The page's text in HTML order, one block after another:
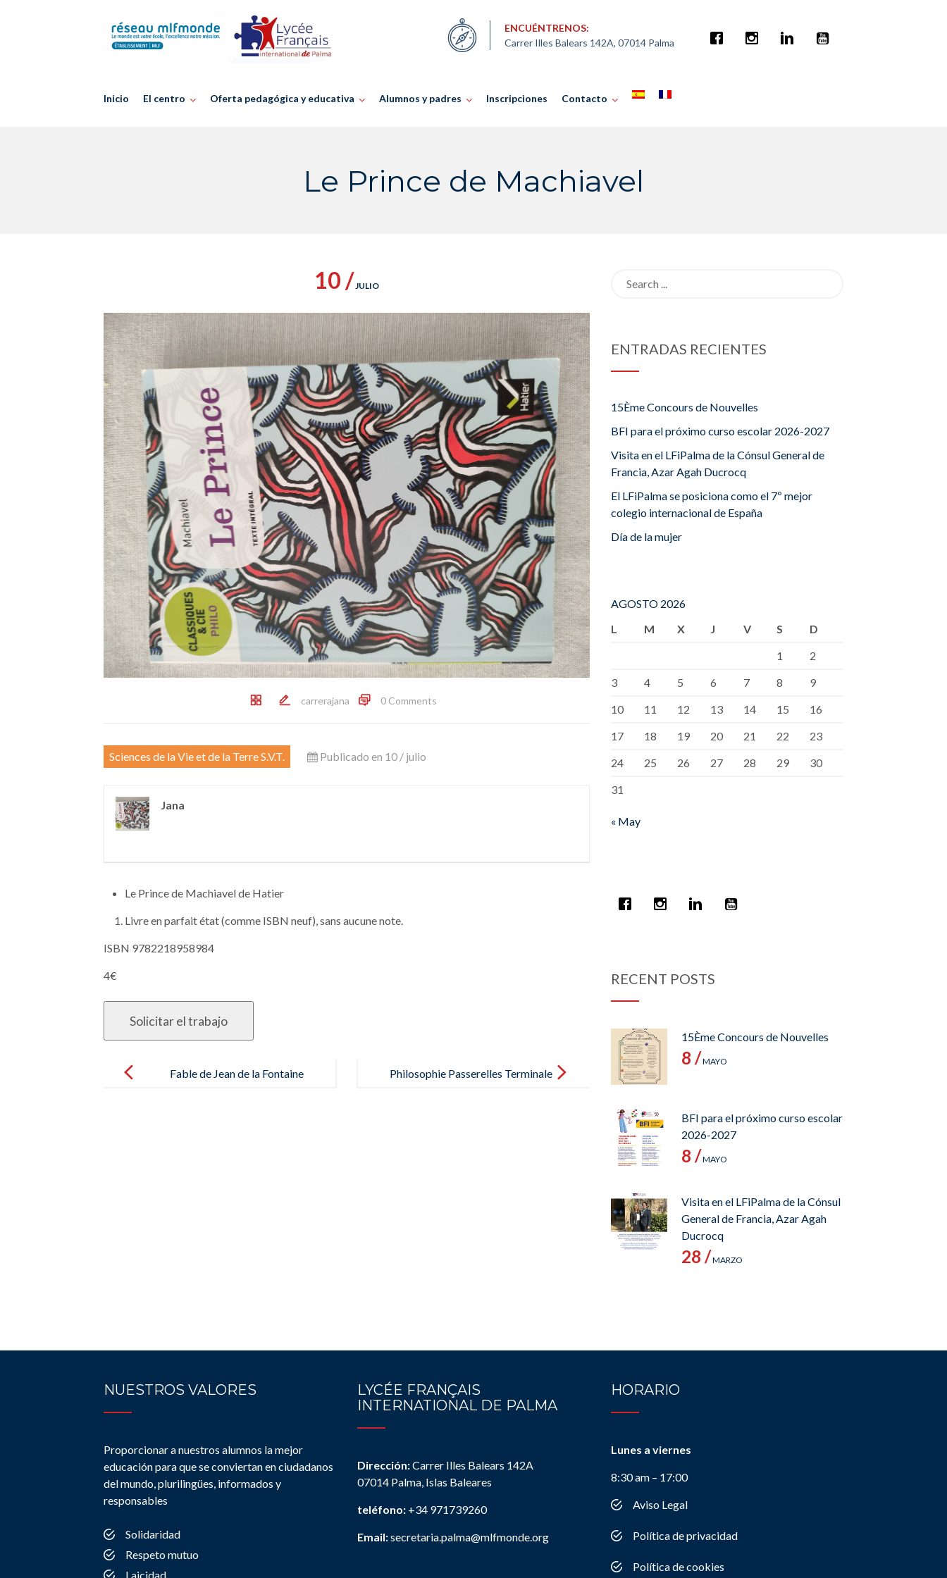
ENCUÉNTRENOS:
Carrer Illes Balears 142A, 07014 Palma
Inicio El centro Oferta pedagógica y educativa Alumnos y padres Inscripciones Contacto
Le Prince de Machiavel
10 /JULIO
carrerajana 0 Comments
Sciences de la Vie et de la Terre S.V.T. Publicado en 10 / julio
Jana
Le Prince de Machiavel de Hatier
Livre en parfait état (comme ISBN neuf), sans aucune note.
ISBN 9782218958984
4€
navigation
Fable de Jean de la Fontaine
Philosophie Passerelles Terminale
ENTRADAS RECIENTES
15Ème Concours de Nouvelles
BFI para el próximo curso escolar 2026-2027
Visita en el LFiPalma de la Cónsul General de
Francia, Azar Agah Ducrocq
El LFiPalma se posiciona como el 7º mejor
colegio internacional de España
Día de la mujer
AGOSTO 2026
L
M X J V S
D
1
2
3
4 5 6 7 8
9
10
11 12 13 14 15
16
17
18 19 20 21 22
23
24
25 26 27 28 29
30
31
« May
RECENT POSTS
15Ème Concours de Nouvelles
8 /MAYO
BFI para el próximo curso escolar
2026-2027
8 /MAYO
Visita en el LFiPalma de la Cónsul
General de Francia, Azar Agah
Ducrocq
28 /MARZO
NUESTROS VALORES
Proporcionar a nuestros alumnos la mejor
educación para que se conviertan en ciudadanos
del mundo, plurilingües, informados y
responsables
Solidaridad
Respeto mutuo
Laicidad
LYCÉE FRANÇAIS
INTERNATIONAL DE PALMA
Dirección:Carrer Illes Balears 142A
07014 Palma, Islas Baleares
teléfono: +34 971739260
Email:secretaria.palma@mlfmonde.org
HORARIO
Lunes a viernes
8:30 am – 17:00
Aviso Legal
Política de privacidad
Política de cookies